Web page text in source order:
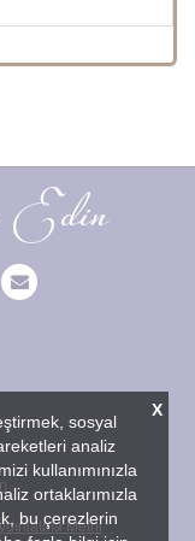
Metni
X
sosyal
analiz
kullanımınızla
ortaklarımızla
bu çerezlerin